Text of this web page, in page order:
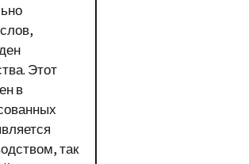
Этот
в
так